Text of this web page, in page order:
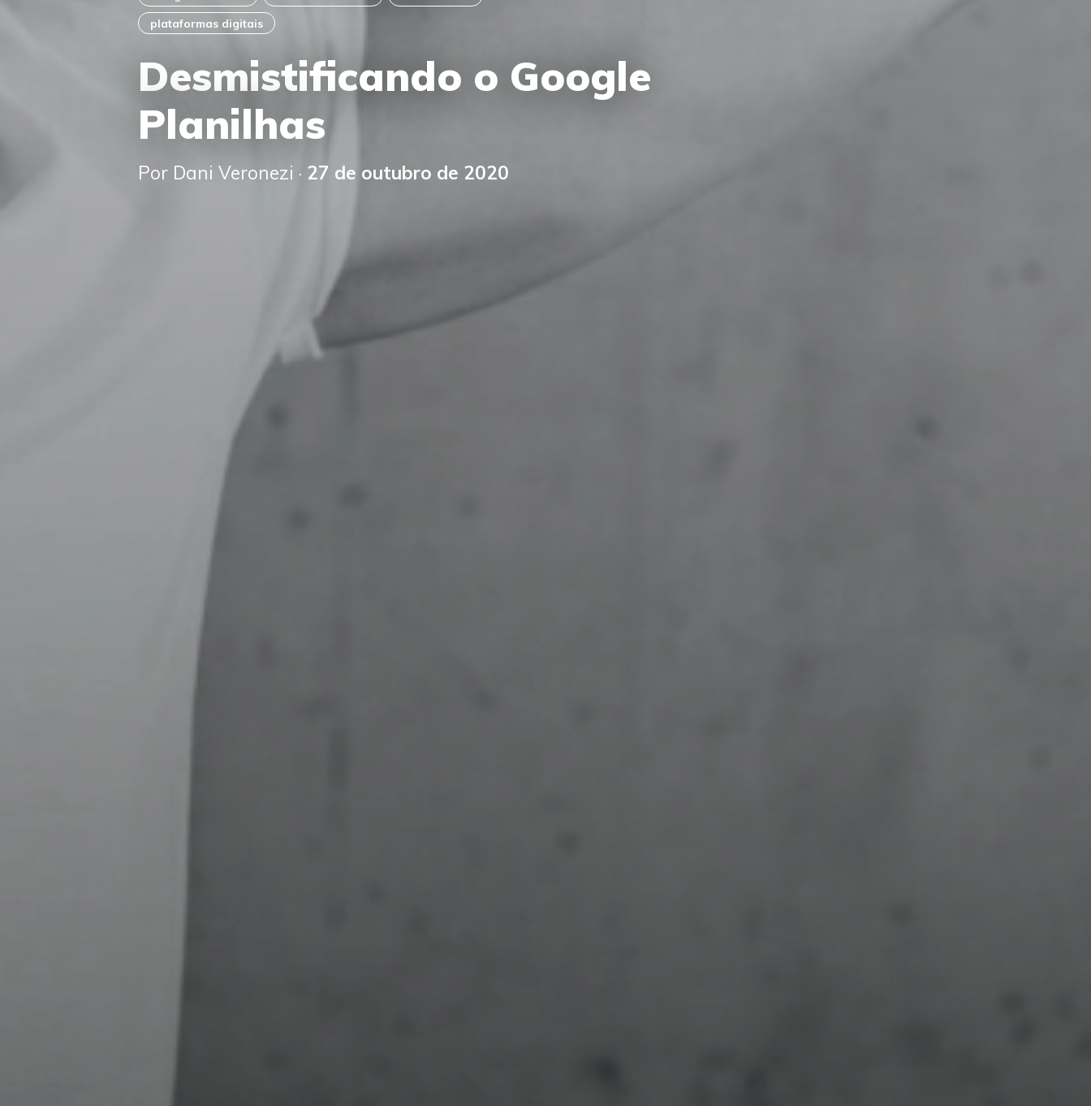
plataformas digitais
Desmistificando o Google
Planilhas
Por Dani Veronezi · 27 de outubro de 2020